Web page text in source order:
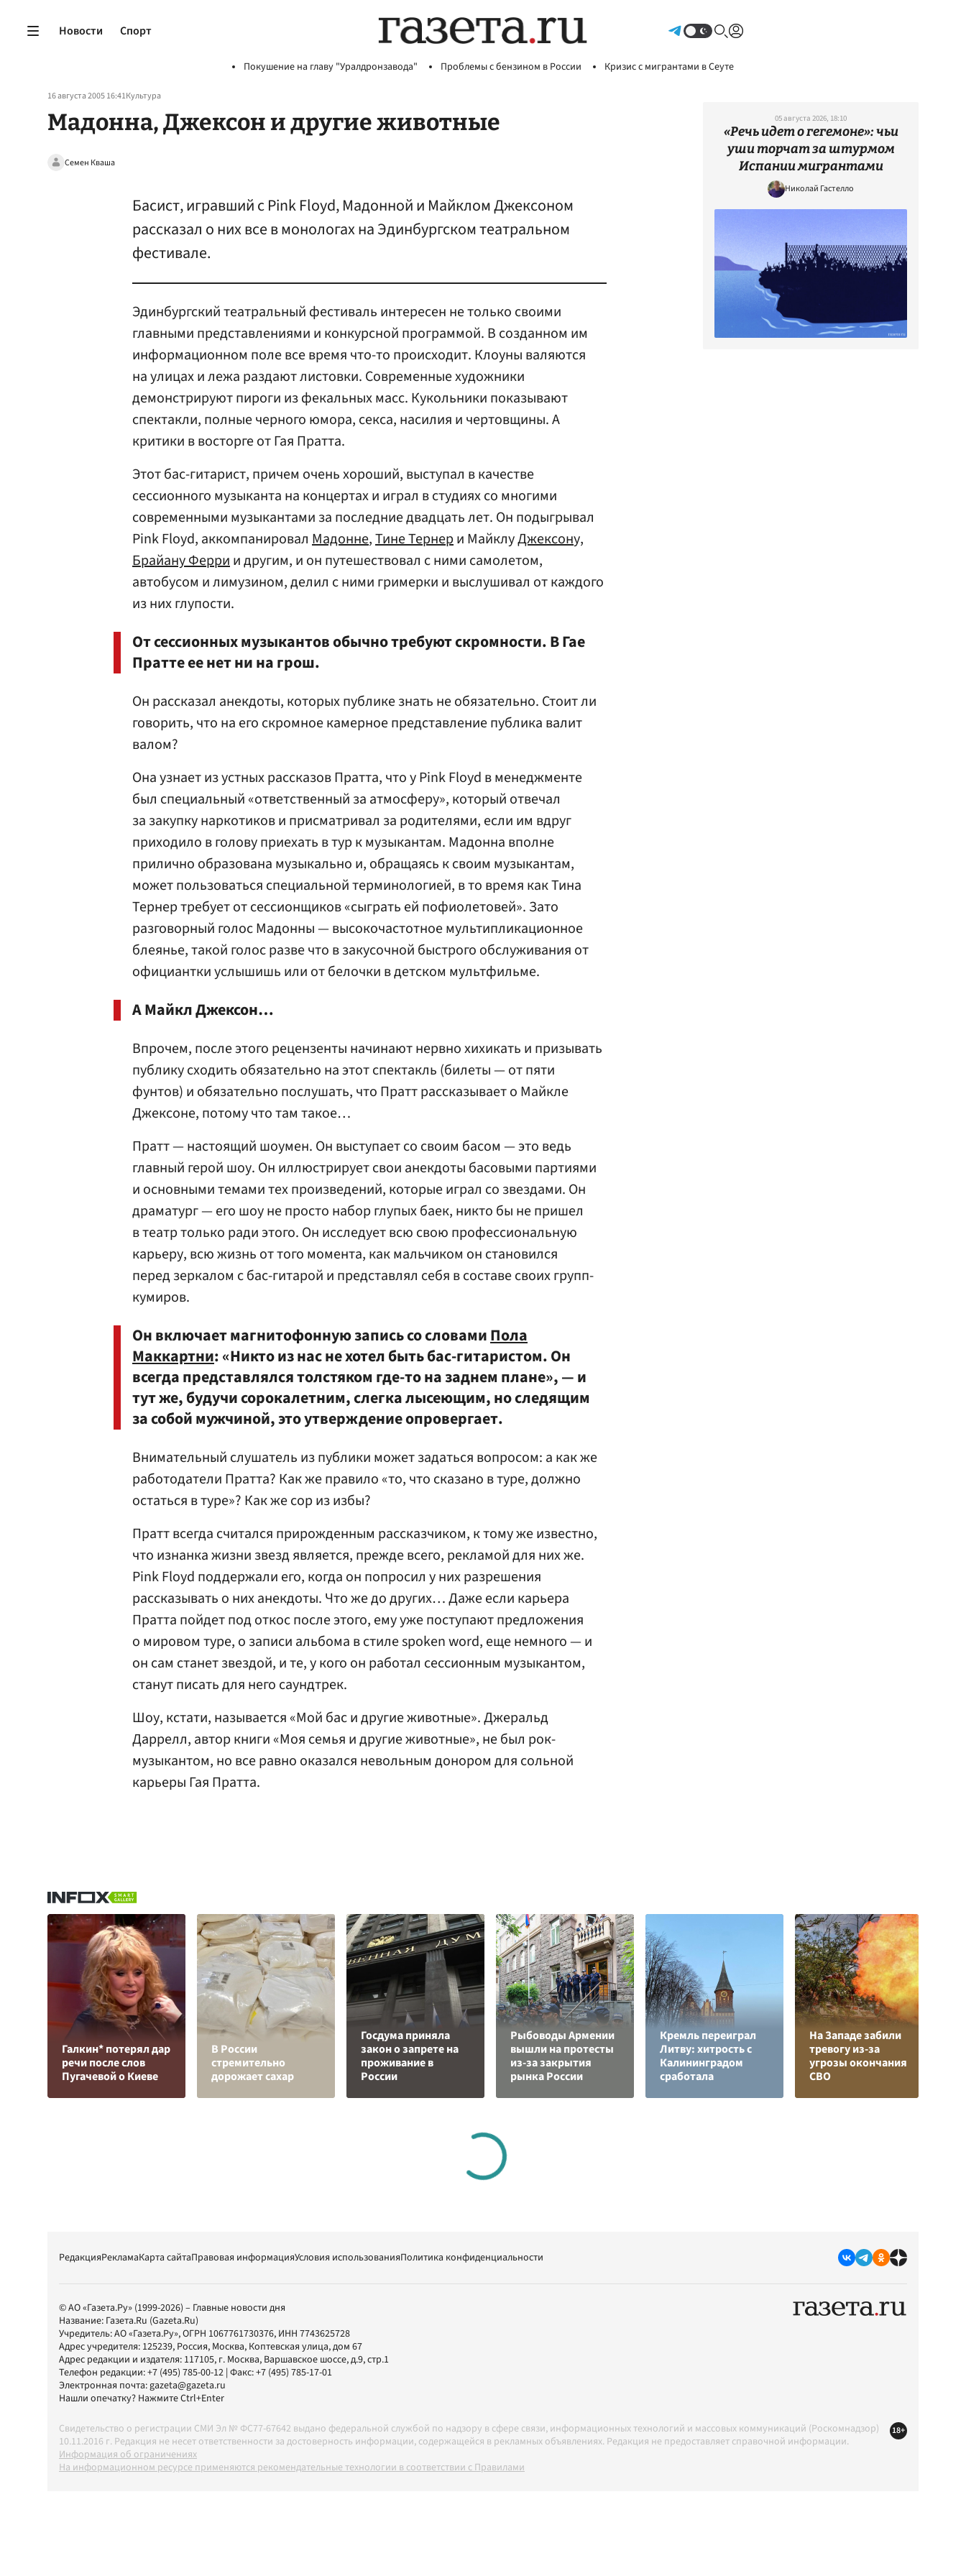
Новости Спорт
Покушение на главу "Уралдронзавода" Проблемы с бензином в России Кризис с мигрантами в Сеуте
16 августа 2005 16:41Культура
Мадонна, Джексон и другие животные
Семен Кваша
Басист, игравший с Pink Floyd, Мадонной и Майклом Джексоном
рассказал о них все в монологах на Эдинбургском театральном
фестивале.
Эдинбургский театральный фестиваль интересен не только своими
главными представлениями и конкурсной программой. В созданном им
информационном поле все время что-то происходит. Клоуны валяются
на улицах и лежа раздают листовки. Современные художники
демонстрируют пироги из фекальных масс. Кукольники показывают
спектакли, полные черного юмора, секса, насилия и чертовщины. А
критики в восторге от Гая Пратта.
Этот бас-гитарист, причем очень хороший, выступал в качестве
сессионного музыканта на концертах и играл в студиях со многими
современными музыкантами за последние двадцать лет. Он подыгрывал
Pink Floyd, аккомпанировал Мадонне,Тине Тернери МайклуДжексону,
Брайану Феррии другим, и он путешествовал с ними самолетом,
автобусом и лимузином, делил с ними гримерки и выслушивал от каждого
из них глупости.
От сессионных музыкантов обычно требуют скромности. В Гае
Пратте ее нет ни на грош.
Он рассказал анекдоты, которых публике знать не обязательно. Стоит ли
говорить, что на его скромное камерное представление публика валит
валом?
Она узнает из устных рассказов Пратта, что у Pink Floyd в менеджменте
был специальный «ответственный за атмосферу», который отвечал
за закупку наркотиков и присматривал за родителями, если им вдруг
приходило в голову приехать в тур к музыкантам. Мадонна вполне
прилично образована музыкально и, обращаясь к своим музыкантам,
может пользоваться специальной терминологией, в то время как Тина
Тернер требует от сессионщиков «сыграть ей пофиолетовей». Зато
разговорный голос Мадонны — высокочастотное мультипликационное
блеянье, такой голос разве что в закусочной быстрого обслуживания от
официантки услышишь или от белочки в детском мультфильме.
А Майкл Джексон…
Впрочем, после этого рецензенты начинают нервно хихикать и призывать
публику сходить обязательно на этот спектакль (билеты — от пяти
фунтов) и обязательно послушать, что Пратт рассказывает о Майкле
Джексоне, потому что там такое…
Пратт — настоящий шоумен. Он выступает со своим басом — это ведь
главный герой шоу. Он иллюстрирует свои анекдоты басовыми партиями
и основными темами тех произведений, которые играл со звездами. Он
драматург — его шоу не просто набор глупых баек, никто бы не пришел
в театр только ради этого. Он исследует всю свою профессиональную
карьеру, всю жизнь от того момента, как мальчиком он становился
перед зеркалом с бас-гитарой и представлял себя в составе своих групп-
кумиров.
Он включает магнитофонную запись со словамиПола
Маккартни: «Никто из нас не хотел быть бас-гитаристом. Он
всегда представлялся толстяком где-то на заднем плане», — и
тут же, будучи сорокалетним, слегка лысеющим, но следящим
за собой мужчиной, это утверждение опровергает.
Внимательный слушатель из публики может задаться вопросом: а как же
работодатели Пратта? Как же правило «то, что сказано в туре, должно
остаться в туре»? Как же сор из избы?
Пратт всегда считался прирожденным рассказчиком, к тому же известно,
что изнанка жизни звезд является, прежде всего, рекламой для них же.
Pink Floyd поддержали его, когда он попросил у них разрешения
рассказывать о них анекдоты. Что же до других… Даже если карьера
Пратта пойдет под откос после этого, ему уже поступают предложения
о мировом туре, о записи альбома в стиле spoken word, еще немного — и
он сам станет звездой, и те, у кого он работал сессионным музыкантом,
станут писать для него саундтрек.
Шоу, кстати, называется «Мой бас и другие животные». Джеральд
Даррелл, автор книги «Моя семья и другие животные», не был рок-
музыкантом, но все равно оказался невольным донором для сольной
карьеры Гая Пратта.
05 августа 2026, 18:10
«Речь идет о гегемоне»: чьи
уши торчат за штурмом
Испании мигрантами
Николай Гастелло
Галкин* потерял дар
речи после слов
Пугачевой о Киеве
В России
стремительно
дорожает сахар
Госдума приняла
закон о запрете на
проживание в
России
Рыбоводы Армении
вышли на протесты
из-за закрытия
рынка России
Кремль переиграл
Литву: хитрость с
Калининградом
сработала
На Западе забили
тревогу из-за
угрозы окончания
СВО
РедакцияРекламаКарта сайтаПравовая информацияУсловия использованияПолитика конфиденциальности
© АО «Газета.Ру» (1999-2026) – Главные новости дня
Название: Газета.Ru (Gazeta.Ru)
Учредитель:АО «Газета.Ру», ОГРН 1067761730376, ИНН 7743625728
Адрес учредителя: 125239, Россия, Москва, Коптевская улица, дом 67
Адрес редакции и издателя: 117105, г. Москва, Варшавское шоссе, д.9, стр.1
Телефон редакции:+7 (495) 785-00-12 | Факс:+7 (495) 785-17-01
Электронная почта:gazeta@gazeta.ru
Нашли опечатку? Нажмите Ctrl+Enter
Свидетельство о регистрации СМИ Эл № ФС77-67642 выдано федеральной службой по надзору в сфере связи, информационных технологий и массовых коммуникаций (Роскомнадзор)
10.11.2016 г. Редакция не несет ответственности за достоверность информации, содержащейся в рекламных объявлениях. Редакция не предоставляет справочной информации.
Информация об ограничениях
На информационном ресурсе применяются рекомендательные технологии в соответствии с Правилами
18+